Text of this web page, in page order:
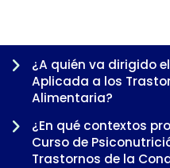
¿A quién va dirigido
Aplicada a los
Alimentaria?
¿En qué contextos
Curso de
Trastornos de la